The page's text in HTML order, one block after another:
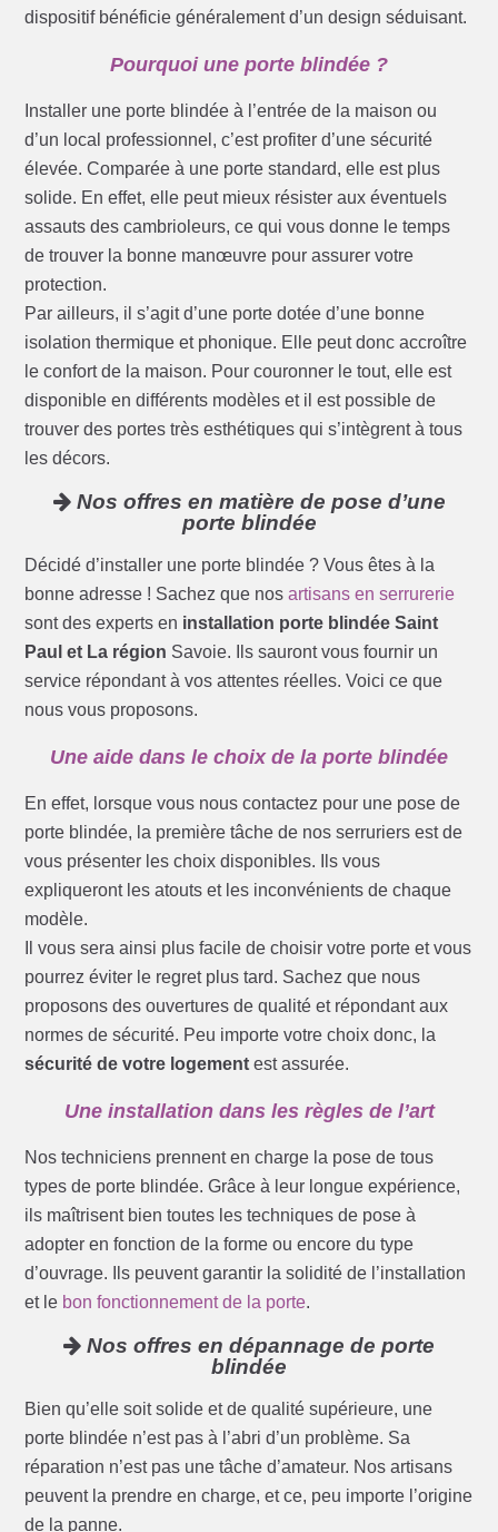
dispositif bénéficie généralement d’un design séduisant.
Pourquoi une porte blindée ?
Installer une porte blindée à l’entrée de la maison ou
d’un local professionnel, c’est profiter d’une sécurité
élevée. Comparée à une porte standard, elle est plus
solide. En effet, elle peut mieux résister aux éventuels
assauts des cambrioleurs, ce qui vous donne le temps
de trouver la bonne manœuvre pour assurer votre
protection.
Par ailleurs, il s’agit d’une porte dotée d’une bonne
isolation thermique et phonique. Elle peut donc accroître
le confort de la maison. Pour couronner le tout, elle est
disponible en différents modèles et il est possible de
trouver des portes très esthétiques qui s’intègrent à tous
les décors.
Nos offres en matière de pose d’une
porte blindée
Décidé d’installer une porte blindée ? Vous êtes à la
bonne adresse ! Sachez que nosartisans en serrurerie
sont des experts en installation porte blindée Saint
Paul et La région Savoie. Ils sauront vous fournir un
service répondant à vos attentes réelles. Voici ce que
nous vous proposons.
Une aide dans le choix de la porte blindée
En effet, lorsque vous nous contactez pour une pose de
porte blindée, la première tâche de nos serruriers est de
vous présenter les choix disponibles. Ils vous
expliqueront les atouts et les inconvénients de chaque
modèle.
Il vous sera ainsi plus facile de choisir votre porte et vous
pourrez éviter le regret plus tard. Sachez que nous
proposons des ouvertures de qualité et répondant aux
normes de sécurité. Peu importe votre choix donc, la
sécurité de votre logement est assurée.
Une installation dans les règles de l’art
Nos techniciens prennent en charge la pose de tous
types de porte blindée. Grâce à leur longue expérience,
ils maîtrisent bien toutes les techniques de pose à
adopter en fonction de la forme ou encore du type
d’ouvrage. Ils peuvent garantir la solidité de l’installation
et le bon fonctionnement de la porte.
Nos offres en dépannage de porte
blindée
Bien qu’elle soit solide et de qualité supérieure, une
porte blindée n’est pas à l’abri d’un problème. Sa
réparation n’est pas une tâche d’amateur. Nos artisans
peuvent la prendre en charge, et ce, peu importe l’origine
de la panne.